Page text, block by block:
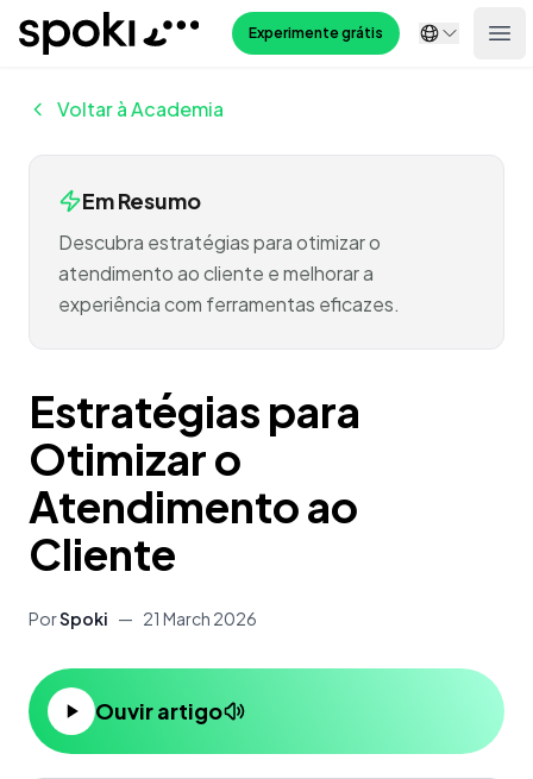
Spoki Experimente grátis
Voltar à Academia
Em Resumo
Descubra estratégias para otimizar o
atendimento ao cliente e melhorar a
experiência com ferramentas eficazes.
Estratégias para
Otimizar o
Atendimento ao
Cliente
PorSpoki — 21 March 2026
Ouvir artigo